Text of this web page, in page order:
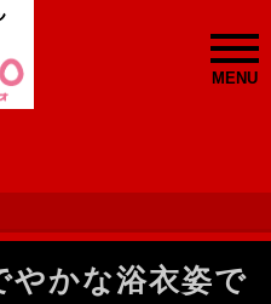
MENU
やかな浴衣姿で